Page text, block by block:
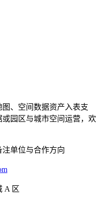
、空间数据资产入表支
园区与城市空间运营，欢
单位与合作方向
A 区